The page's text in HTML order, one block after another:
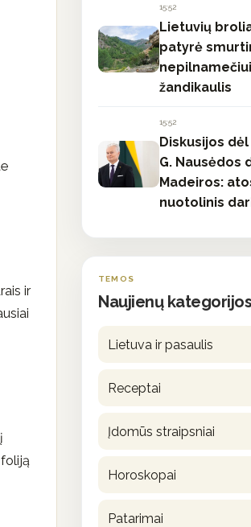
ir
15:52
Lietuvių
patyrė
žandikaulis
15:52
Diskusijos
G. Nausėdos
Madeiros:
nuotolinis
TEMOS
Naujienų kategorijos
Lietuva ir pasaulis
Receptai
Įdomūs straipsniai
Horoskopai
Patarimai